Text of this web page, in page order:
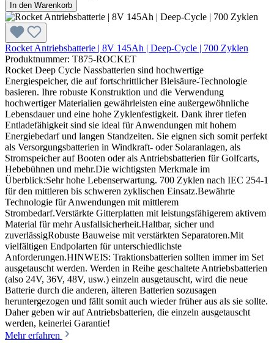
In den Warenkorb
Rocket Antriebsbatterie | 8V 145Ah | Deep-Cycle | 700 Zyklen
Produktnummer: T875-ROCKET
Rocket Deep Cycle Nassbatterien sind hochwertige
Energiespeicher, die auf fortschrittlicher Bleisäure-Technologie
basieren. Ihre robuste Konstruktion und die Verwendung
hochwertiger Materialien gewährleisten eine außergewöhnliche
Lebensdauer und eine hohe Zyklenfestigkeit. Dank ihrer tiefen
Entladefähigkeit sind sie ideal für Anwendungen mit hohem
Energiebedarf und langen Standzeiten. Sie eignen sich somit perfekt
als Versorgungsbatterien in Windkraft- oder Solaranlagen, als
Stromspeicher auf Booten oder als Antriebsbatterien für Golfcarts,
Hebebühnen und mehr.Die wichtigsten Merkmale im
Überblick:Sehr hohe Lebenserwartung. 700 Zyklen nach IEC 254-1
für den mittleren bis schweren zyklischen Einsatz.Bewährte
Technologie für Anwendungen mit mittlerem
Strombedarf.Verstärkte Gitterplatten mit leistungsfähigerem aktivem
Material für mehr Ausfallsicherheit.Haltbar, sicher und
zuverlässigRobuste Bauweise mit verstärkten Separatoren.Mit
vielfältigen Endpolarten für unterschiedlichste
Anforderungen.HINWEIS: Traktionsbatterien sollten immer im Set
ausgetauscht werden. Werden in Reihe geschaltete Antriebsbatterien
(also 24V, 36V, 48V, usw.) einzeln ausgetauscht, wird die neue
Batterie durch die anderen, älteren Batterien sozusagen
heruntergezogen und fällt somit auch wieder früher aus als sie sollte.
Daher geben wir auf Antriebsbatterien, die einzeln ausgetauscht
werden, keinerlei Garantie!
Mehr erfahren